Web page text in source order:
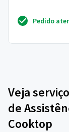
Pedido
Veja
de
Cooktop